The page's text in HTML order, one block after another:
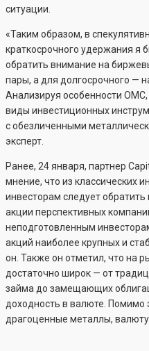
ситуации.
«Таким образом, в
краткосрочного удержания я
обратить внимание на
пары, а для долгосрочного —
Анализируя особенности
виды инвестиционных
с обезличенными
эксперт.
Ранее, 24 января, партнер
мнение, что из классических
инвесторам следует
акции перспективных
неподготовленным
акций наиболее крупных и
он. Также он отметил, что на
достаточно широк — от
займа до замещающих
доходность в валюте. Помимо
драгоценные металлы,